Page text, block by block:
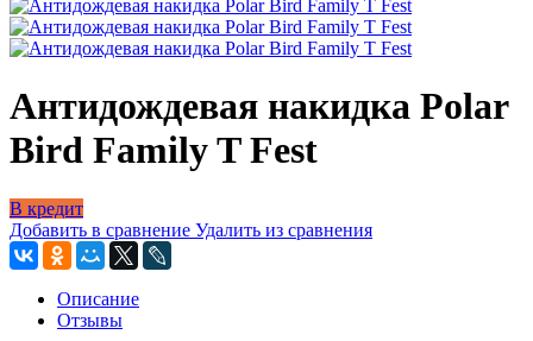
Антидождевая накидка Polar
Bird Family T Fest
В кредит
Добавить в сравнение Удалить из сравнения
Описание
Отзывы